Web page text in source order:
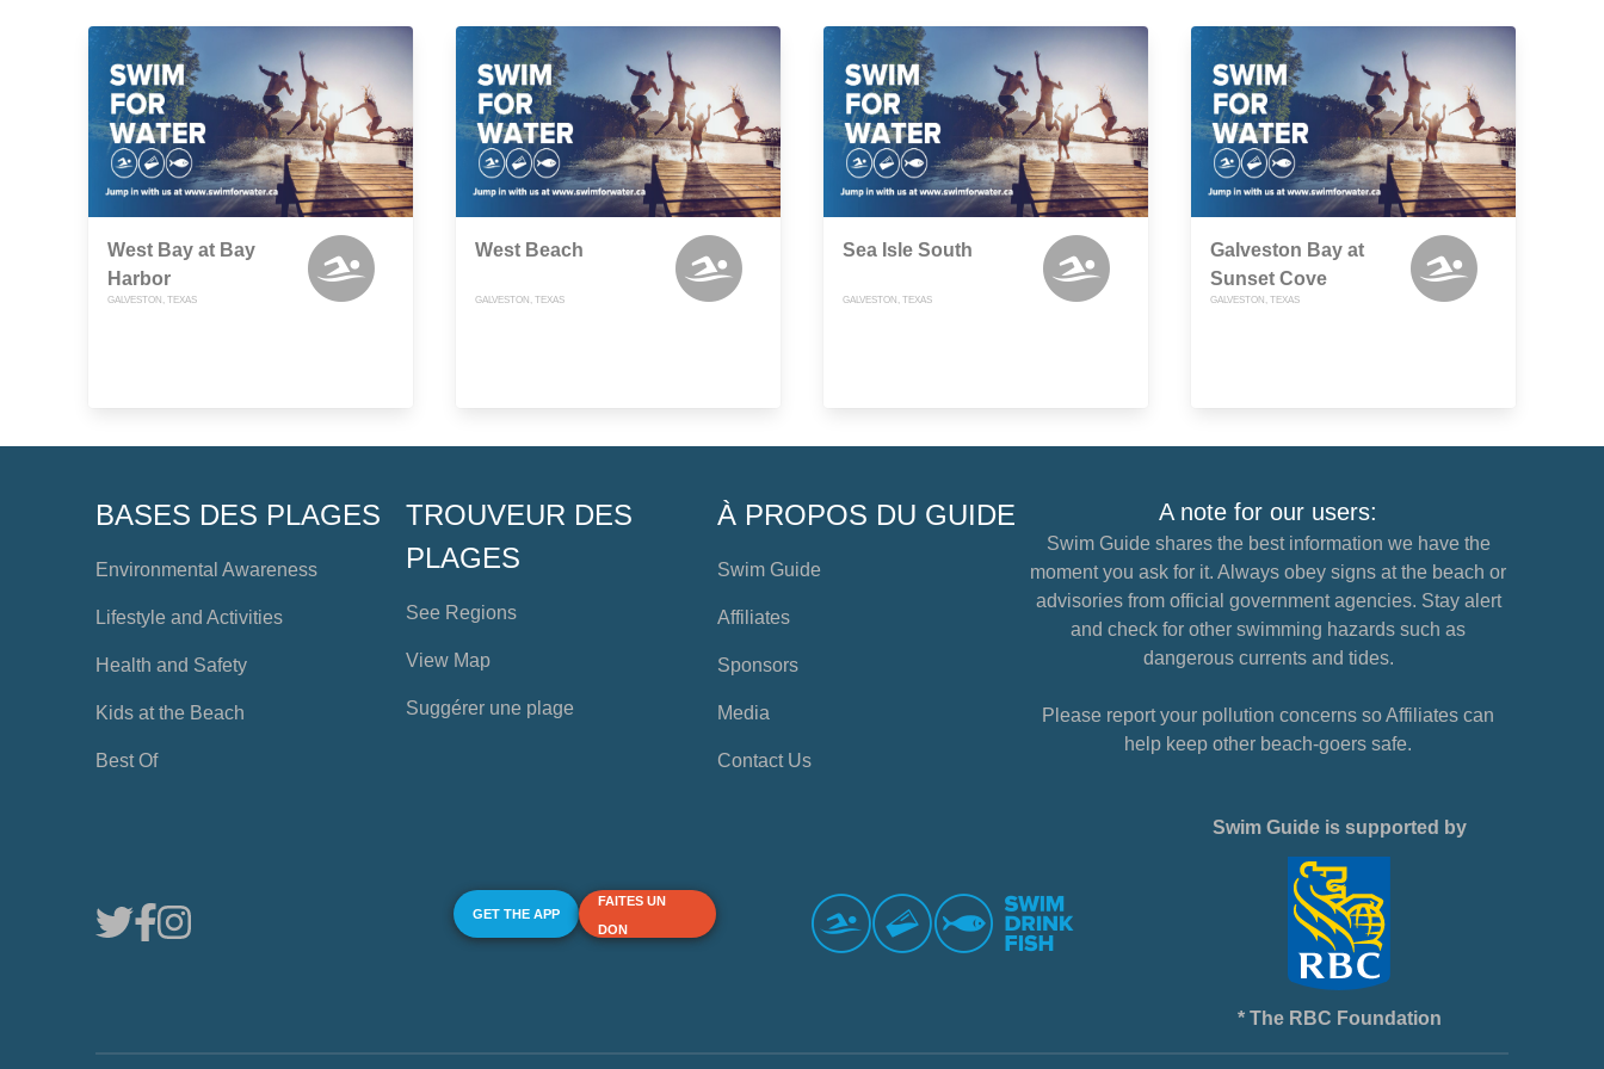
West Bay at Bay
Harbor
GALVESTON, TEXAS
West Beach
GALVESTON, TEXAS
Sea Isle South
GALVESTON, TEXAS
Galveston Bay at
Sunset Cove
GALVESTON, TEXAS
BASES DES PLAGES
Environmental Awareness
Lifestyle and Activities
Health and Safety
Kids at the Beach
Best Of
TROUVEUR DES
PLAGES
See Regions
View Map
Suggérer une plage
À PROPOS DU GUIDE
Swim Guide
Affiliates
Sponsors
Media
Contact Us
A note for our users:
Swim Guide shares the best information we have the
moment you ask for it. Always obey signs at the beach or
advisories from official government agencies. Stay alert
and check for other swimming hazards such as
dangerous currents and tides.
Please report your pollution concerns so Affiliates can
help keep other beach-goers safe.
GET THE APP
FAITES UN
DON
Swim Guide is supported by
* The RBC Foundation